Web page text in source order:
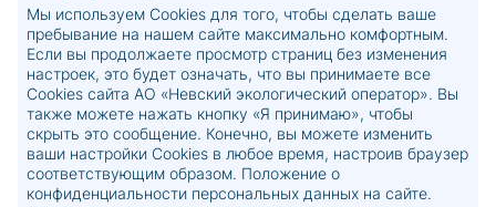
© 2024. АО «Невский экологический
оператор»
Все права защищены
Политика обработки персональных данных
Положение о конфиденциальности
персональных данных на сайте
Клиентский центр:Санкт-Петербург,
Кондратьевский пр., д. 15, к. 3 office@spb-
Мы используем Cookies для того, чтобы сделать ваше
пребывание на нашем сайте максимально комфортным.
Если вы продолжаете просмотр страниц без изменения
настроек, это будет означать, что вы принимаете все
Cookies сайта АО «Невский экологический оператор». Вы
также можете нажать кнопку «Я принимаю», чтобы
скрыть это сообщение. Конечно, вы можете изменить
ваши настройки Cookies в любое время, настроив браузер
соответствующим образом. Положение о
конфиденциальности персональных данных на сайте.